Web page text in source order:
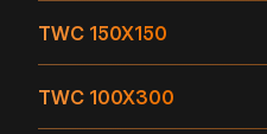
TWC 150X150
TWC 100X300